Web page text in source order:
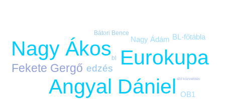
Angyal Dániel
Eurokupa
Nagy Ákos
Fekete Gergő edzés
BL-főtábla
Nagy Ádám
OB1
bl
Bátori Bence
élő közvetítés